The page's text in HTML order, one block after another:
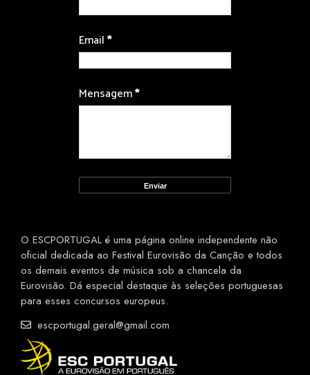
Email*
Mensagem*
O ESCPORTUGAL é uma página online independente não
oficial dedicada ao Festival Eurovisão da Canção e todos
os demais eventos de música sob a chancela da
Eurovisão. Dá especial destaque às seleções portuguesas
para esses concursos europeus.
escportugal.geral@gmail.com